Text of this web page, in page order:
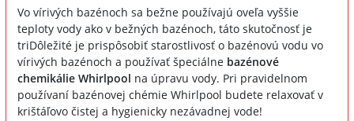
Vo vírivých bazénoch sa bežne používajú oveľa vyššie
teploty vody ako v bežných bazénoch, táto skutočnosť je
triDôležité je prispôsobiť starostlivosť o bazénovú vodu vo
vírivých bazénoch a používať špeciálne bazénové
chemikálie Whirlpool na úpravu vody. Pri pravidelnom
používaní bazénovej chémie Whirlpool budete relaxovať v
krištáľovo čistej a hygienicky nezávadnej vode!